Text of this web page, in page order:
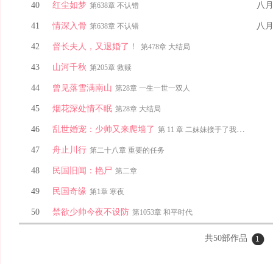
40 红尘如梦 第638章 不认错 八
41 情深入骨 第638章 不认错 八
42 督长夫人，又退婚了！ 第478章 大结局
43 山河千秋 第205章 救赎
44 曾见落雪满南山 第28章 一生一世一双人
45 烟花深处情不眠 第28章 大结局
46 乱世婚宠：少帅又来爬墙了 第 11 章 二妹妹接手了我的婚约？
47 舟止川行 第二十八章 重要的任务
48 民国旧闻：艳尸 第二章
49 民国奇缘 第1章 寒夜
50 禁欲少帅今夜不设防 第1053章 和平时代
共50部作品 1